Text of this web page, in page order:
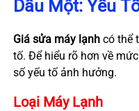
Dầu Một: Yếu
Giá sửa máy lạnhcó thể
tố. Để hiểu rõ hơn về
số yếu tố ảnh hưởng.
Loại Máy Lạnh